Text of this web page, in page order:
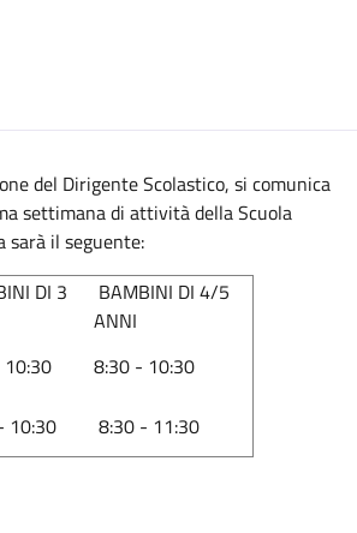
del Dirigente Scolastico, si comunica
settimana di attività della Scuola
sarà il seguente:
DI 3
BAMBINI DI 4/5
ANNI
8:30 - 10:30
10:30 8:30 - 11:30